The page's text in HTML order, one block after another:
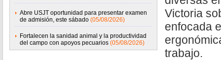
Abre USJT oportunidad para presentar examen
de admisión, este sábado (05/08/2026)
Fortalecen la sanidad animal y la productividad
del campo con apoyos pecuarios (05/08/2026)
Victoria
enfocada
trabajo.